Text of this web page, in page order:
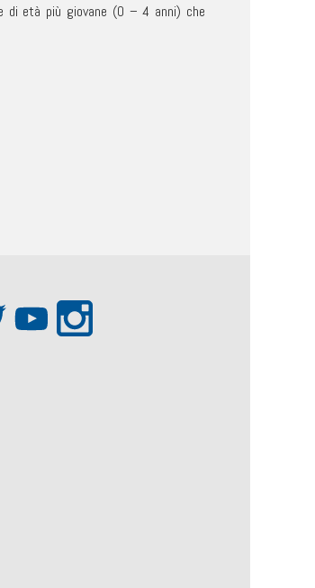
di età più giovane (0 – 4 anni) che